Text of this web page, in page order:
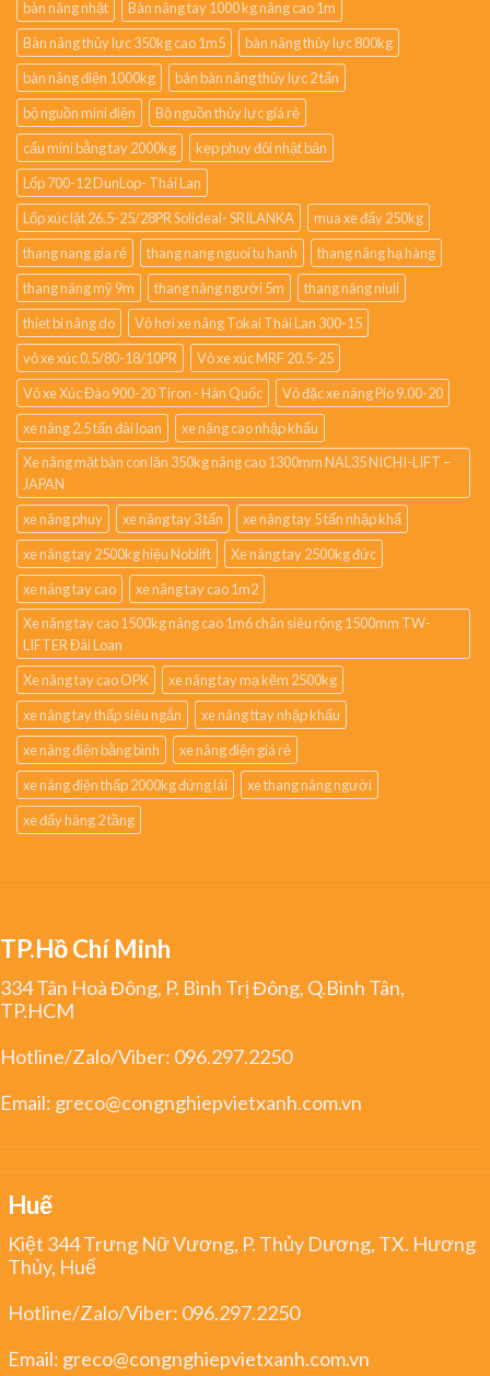
bàn nâng nhật
Bàn nâng tay 1000 kg nâng cao 1m
Bàn nâng thủy lực 350kg cao 1m5
bàn nâng thủy lực 800kg
bàn nâng điện 1000kg
bán bàn nâng thủy lực 2 tấn
bộ nguồn mini điện
Bộ nguồn thủy lực giá rẻ
cẩu mini bằng tay 2000kg
kẹp phuy đôi nhật bản
Lốp 700-12 DunLop- Thái Lan
Lốp xúc lật 26.5-25/28PR Solideal- SRILANKA
mua xe đẩy 250kg
thang nang gia rẻ
thang nang nguoi tu hanh
thang nâng hạ hàng
thang nâng mỹ 9m
thang nâng người 5m
thang nâng niuli
thiet bi nâng do
Vỏ hơi xe nâng Tokai Thái Lan 300-15
vỏ xe xúc 0.5/80-18/10PR
Vỏ xe xúc MRF 20.5-25
Vỏ xe Xúc Đào 900-20 Tiron - Hàn Quốc
Vỏ đặc xe nâng Pio 9.00-20
xe nâng 2.5 tấn đài loan
xe nâng cao nhập khẩu
Xe nâng mặt bàn con lăn 350kg nâng cao 1300mm NAL35 NICHI-LIFT –
JAPAN
xe nâng phuy
xe nâng tay 3 tấn
xe nâng tay 5 tấn nhập khẩ
xe nâng tay 2500kg hiệu Noblift
Xe nâng tay 2500kg đức
xe nâng tay cao
xe nâng tay cao 1m2
Xe nâng tay cao 1500kg nâng cao 1m6 chân siêu rộng 1500mm TW-
LIFTER Đài Loan
Xe nâng tay cao OPK
xe nâng tay mạ kẽm 2500kg
xe nâng tay thấp siêu ngắn
xe nâng ttay nhập khẩu
xe nâng điện bằng bình
xe nâng điện giá rẻ
xe nâng điện thấp 2000kg đứng lái
xe thang nâng người
xe đẩy hàng 2 tầng
TP.Hồ Chí Minh
334 Tân Hoà Đông, P. Bình Trị Đông, Q.Bình Tân,
TP.HCM
Hotline/Zalo/Viber: 096.297.2250
Email: greco@congnghiepvietxanh.com.vn
Huế
Kiệt 344 Trưng Nữ Vương, P. Thủy Dương, TX. Hương
Thủy, Huế
Hotline/Zalo/Viber: 096.297.2250
Email: greco@congnghiepvietxanh.com.vn